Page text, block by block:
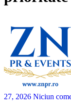
27, 2026 Niciun